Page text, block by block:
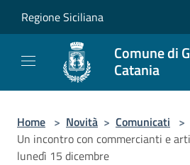
Regione Siciliana
Comune di
Catania
Home > Novità > Comunicati >
Un incontro con commercianti e
lunedì 15 dicembre